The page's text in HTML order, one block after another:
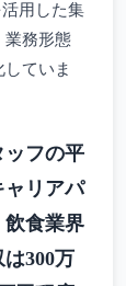
用した集
業務形態
ていま
ッフの平
ャリアパ
飲食業界
300万